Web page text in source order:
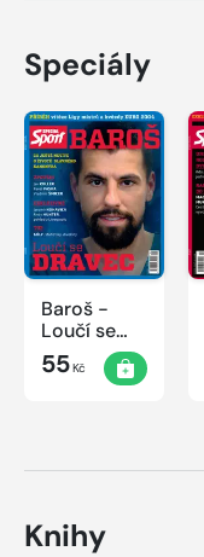
Speciály
Baroš -
Loučí se
dravec
55Kč
Knihy